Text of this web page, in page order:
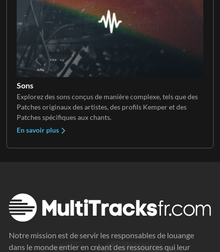
Sons
Explorez des sons conçus de manière complexe, tels que des
Patches originaux des artistes, des profils Kemper et des
Patches spécifiques aux chants.
En savoir plus
Notre mission est de servir les responsables de louange
dans le monde entier en créant des ressources qui leur